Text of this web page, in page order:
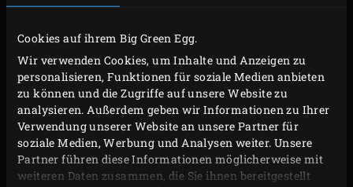
Cookies auf ihrem Big Green Egg.
Wir verwenden Cookies, um Inhalte und Anzeigen zu
personalisieren, Funktionen für soziale Medien anbieten
zu können und die Zugriffe auf unsere Website zu
analysieren. Außerdem geben wir Informationen zu Ihrer
Verwendung unserer Website an unsere Partner für
soziale Medien, Werbung und Analysen weiter. Unsere
Partner führen diese Informationen möglicherweise mit
weiteren Daten zusammen, die Sie ihnen bereitgestellt
des Gemüses auf die untere Hälfte des
Zedernholzblatts verteilen und 3 geputzte
Langustinen darauflegen. Mit 2 Limettenscheiben
abdecken und die obere Hälfte des Zedernholzblatts
über die untere Hälfte klappen. Eventuell mit einer
Klammer befestigen und jedes Garnstück doppelt
verknoten. Danach die Klammer entfernen, falls sie